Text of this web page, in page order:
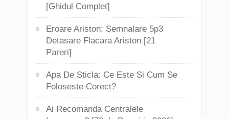
[Ghidul Complet]
Eroare Ariston: Semnalare 5p3
Detasare Flacara Ariston [21
Pareri]
Apa De Sticla: Ce Este Si Cum Se
Foloseste Corect?
Ai Recomanda Centralele